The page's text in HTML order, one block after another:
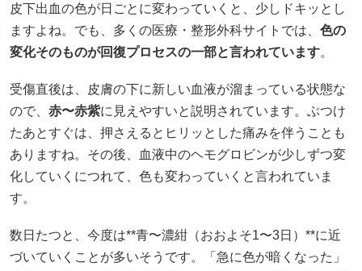
皮下出血の色が日ごとに変わっていくと、少しドキッとし
ますよね。でも、多くの医療・整形外科サイトでは、 色の
変化そのものが回復プロセスの一部と言われています。
受傷直後は、皮膚の下に新しい血液が溜まっている状態な
ので、 赤〜赤紫に見えやすいと説明されています。ぶつけ
たあとすぐは、押さえるとヒリッとした痛みを伴うことも
ありますね。その後、血液中のヘモグロビンが少しずつ変
化していくにつれて、色も変わっていくと言われていま
す。
数日たつと、今度は**青〜濃紺（おおよそ1〜3日）**に近
づいていくことが多いそうです。「急に色が暗くなった」